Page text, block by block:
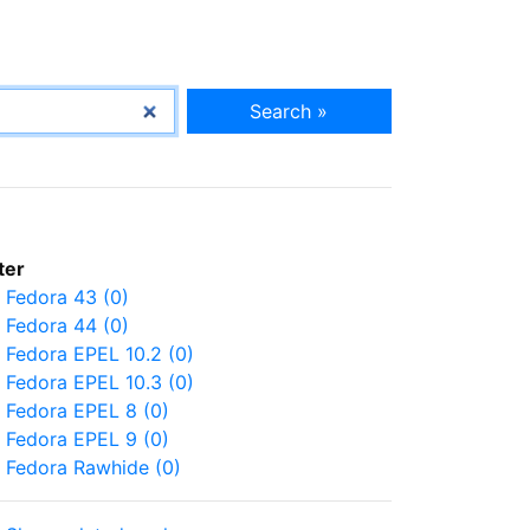
Search »
Fedora 43 (0)
Fedora 44 (0)
Fedora EPEL 10.2 (0)
Fedora EPEL 10.3 (0)
Fedora EPEL 8 (0)
Fedora EPEL 9 (0)
Fedora Rawhide (0)